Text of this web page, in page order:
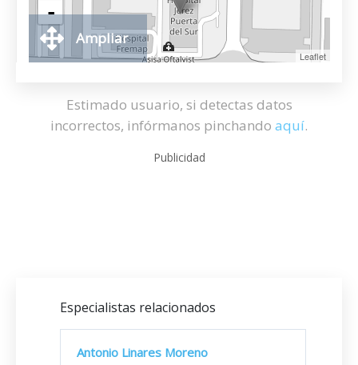
-
Leaflet
Ampliar
Estimado usuario, si detectas datos
incorrectos, infórmanos pinchando aquí.
Publicidad
Especialistas relacionados
Antonio Linares Moreno